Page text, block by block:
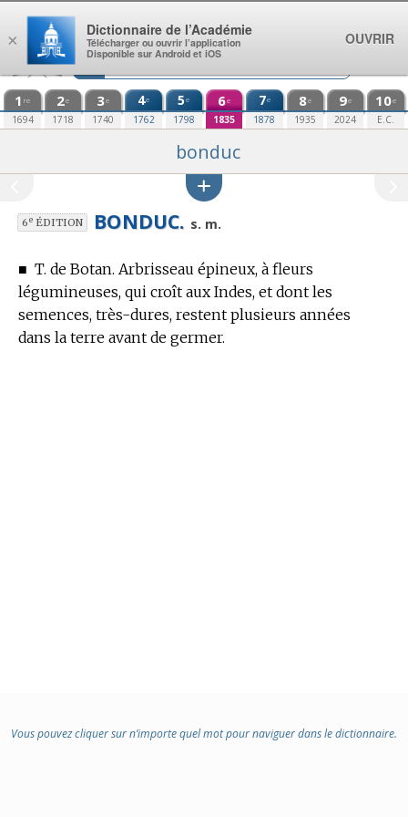
Aller au contenu
1 re
1694
2e
1718
3e
1740
4e
1762
5e
1798
6e
1835
7e
1878
8e
1935
9e
2024
10e
E.C.
bonduc
6eÉDITION BONDUC. s. m.
■ T. de Botan. Arbrisseau épineux, à fleurs
légumineuses, qui croît aux Indes, et dont les
semences, très-dures, restent plusieurs années
dans la terre avant de germer.
Vous pouvez cliquer sur n’importe quel mot pour naviguer dans le dictionnaire.
×
Dictionnaire de l’Académie
Télécharger ou ouvrir l’application
Disponible sur Android et iOS
OUVRIR